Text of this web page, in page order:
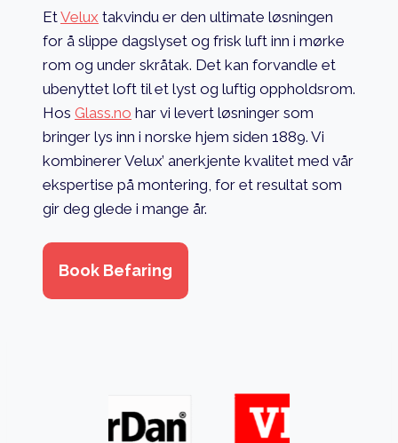
EtVelux takvindu er den ultimate løsningen
for å slippe dagslyset og frisk luft inn i mørke
rom og under skråtak. Det kan forvandle et
ubenyttet loft til et lyst og luftig oppholdsrom.
Hos Glass.no har vi levert løsninger som
bringer lys inn i norske hjem siden 1889. Vi
kombinerer Velux’ anerkjente kvalitet med vår
ekspertise på montering, for et resultat som
gir deg glede i mange år.
Book Befaring